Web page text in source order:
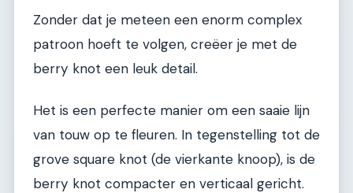
Zonder dat je meteen een enorm complex
patroon hoeft te volgen, creëer je met de
berry knot een leuk detail.
Het is een perfecte manier om een saaie lijn
van touw op te fleuren. In tegenstelling tot de
grove square knot (de vierkante knoop), is de
berry knot compacter en verticaal gericht.